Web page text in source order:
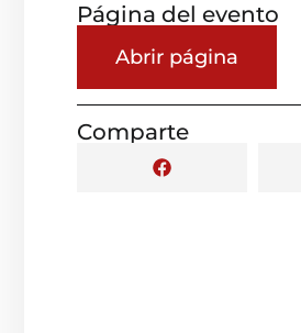
Página del evento
Abrir página
Comparte